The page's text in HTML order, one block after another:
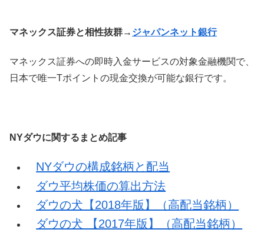
マネックス証券と相性抜群→ ジャパンネット銀行
マネックス証券への即時入金サービスの対象金融機関で、
日本で唯一Tポイントの現金交換が可能な銀行です。
NYダウに関するまとめ記事
NYダウの構成銘柄と配当
ダウ平均株価の算出方法
ダウの犬【2018年版】（高配当銘柄）
ダウの犬 【2017年版】（高配当銘柄）